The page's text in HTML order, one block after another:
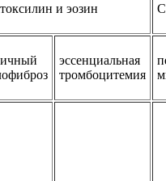
и эозин
эссенциальная
тромбоцитемия